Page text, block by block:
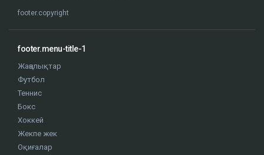
footer.copyright
footer.menu-title-1
Жаңалықтар
Футбол
Теннис
Бокс
Хоккей
Жекпе жек
Оқиғалар